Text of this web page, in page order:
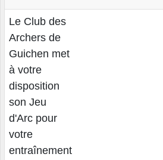
Le Club des
Archers de
Guichen met
à votre
disposition
son Jeu
d'Arc pour
votre
entraînement